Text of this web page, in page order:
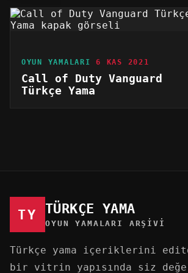
OYUN YAMALARI 6 KAS 2021
Call of Duty Vanguard
Türkçe Yama
TY TÜRKÇE YAMA
OYUN YAMALARI ARŞIVI
Türkçe yama içeriklerini
bir vitrin yapısında siz